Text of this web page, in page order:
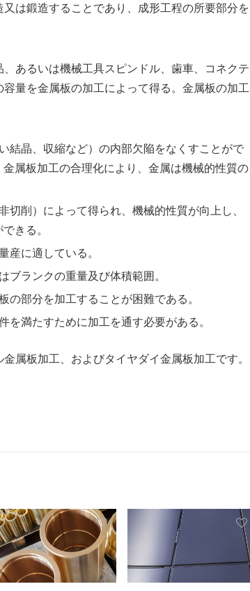
は鍛造することであり、成形工程の所要部分を
あるいは機械工具スピンドル、歯車、コネクテ
量を金属板の加工によって得る。金属板の加工
結晶、収縮など）の内部欠陥をなくすことがで
属板加工の合理化により、金属は機械的性質の
削）によって得られ、機械的性質が向上し、
きる。
産に適している。
ランクの重量及び体積範囲。
部分を加工することが困難である。
満たすために加工を通す必要がある。
属板加工、およびタイヤダイ金属板加工です。